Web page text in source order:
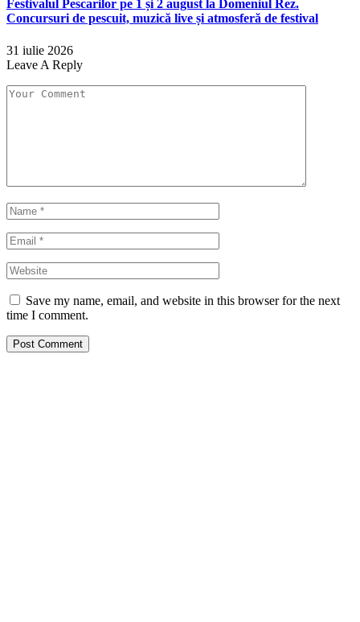
Festivalul Pescarilor pe 1 și 2 august la Domeniul Rez.
Concursuri de pescuit, muzică live și atmosferă de festival
31 iulie 2026
Leave A Reply
Save my name, email, and website in this browser for the next
time I comment.